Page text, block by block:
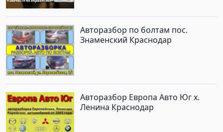
Авторазбор по болтам пос.
Знаменский Краснодар
Авторазбор Европа Авто Юг х.
Ленина Краснодар